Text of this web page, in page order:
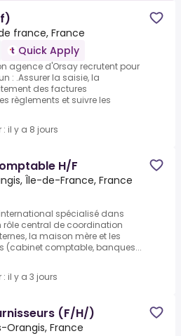
france, France
Quick Apply
agence d'Orsay recrutent pour
: .Assurer la saisie, la
des factures
règlements et suivre les
: il y a 8 jours
H/F
Île-de-France, France
spécialisé dans
rôle central de coordination
la maison mère et les
(cabinet comptable, banques...
: il y a 3 jours
(F/H/)
Orangis, France